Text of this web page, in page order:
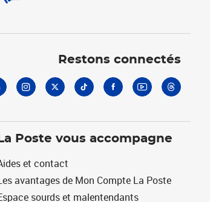
Restons connectés
La Poste vous accompagne
et contact
avantages de Mon Compte La Poste
sourds et malentendants